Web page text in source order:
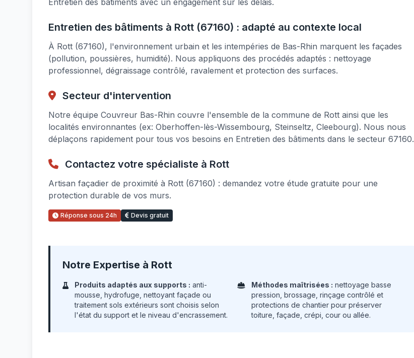
Entretien des bâtiments avec un engagement sur les délais.
Entretien des bâtiments à Rott (67160) : adapté au contexte local
À Rott (67160), l'environnement urbain et les intempéries de Bas-Rhin marquent les façades
(pollution, poussières, humidité). Nous appliquons des procédés adaptés : nettoyage
professionnel, dégraissage contrôlé, ravalement et protection des surfaces.
Secteur d'intervention
Notre équipe Couvreur Bas-Rhin couvre l'ensemble de la commune de Rott ainsi que les
localités environnantes (ex: Oberhoffen-lès-Wissembourg, Steinseltz, Cleebourg). Nous nous
déplaçons rapidement pour tous vos besoins en Entretien des bâtiments dans le secteur 67160.
Contactez votre spécialiste à Rott
Artisan façadier de proximité à Rott (67160) : demandez votre étude gratuite pour une
protection durable de vos murs.
Réponse sous 24h Devis gratuit
Notre Expertise à Rott
Produits adaptés aux supports : anti-
mousse, hydrofuge, nettoyant façade ou
traitement sols extérieurs sont choisis selon
l'état du support et le niveau d'encrassement.
Méthodes maîtrisées : nettoyage basse
pression, brossage, rinçage contrôlé et
protections de chantier pour préserver
toiture, façade, crépi, cour ou allée.